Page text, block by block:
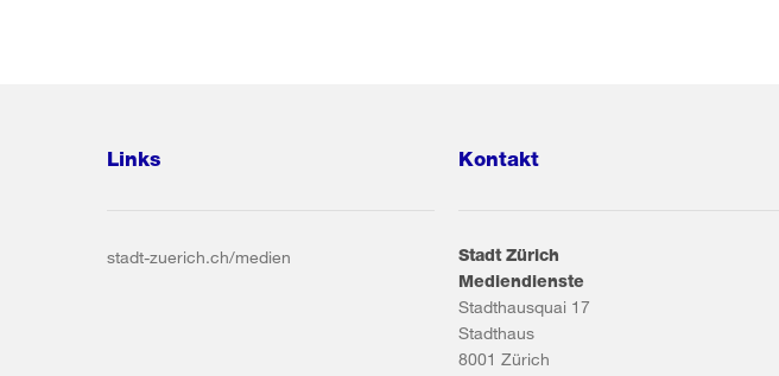
Links
stadt-zuerich.ch/medien
Kontakt
Stadt Zürich
Mediendienste
Stadthausquai 17
Stadthaus
8001 Zürich